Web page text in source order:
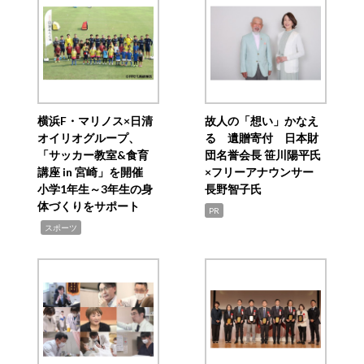
横浜F・マリノス×日清
オイリオグループ、
「サッカー教室&食育
講座 in 宮崎」を開催
小学1年生～3年生の身
体づくりをサポート
スポーツ
故人の「想い」かなえ
る 遺贈寄付 日本財
団名誉会長 笹川陽平氏
×フリーアナウンサー
長野智子氏
PR